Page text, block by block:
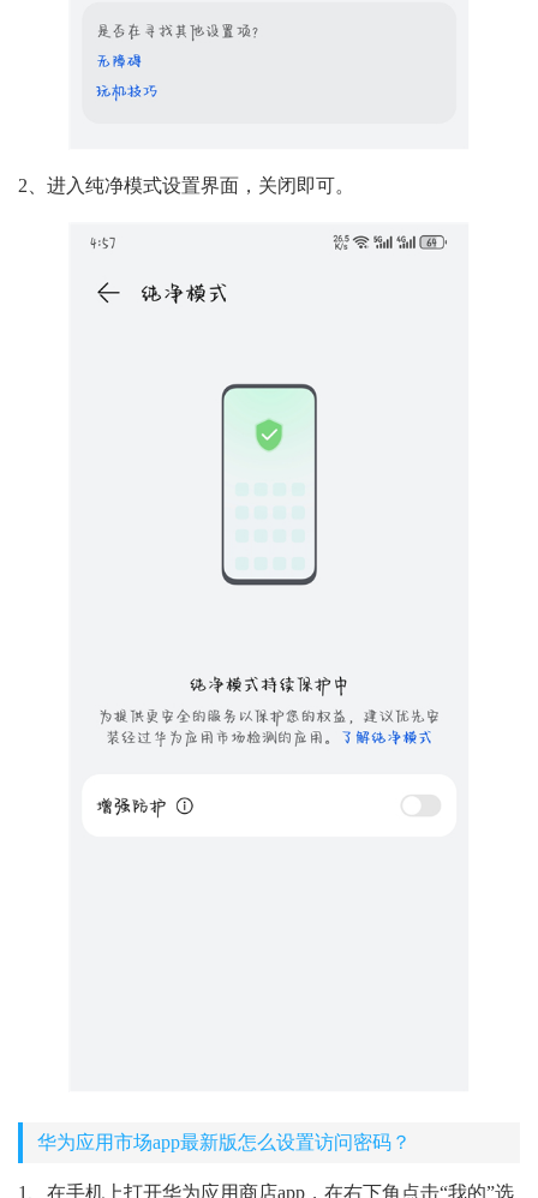
2、进入纯净模式设置界面，关闭即可。
华为应用市场app最新版怎么设置访问密码？
1、在手机上打开华为应用商店app，在右下角点击“我的”选